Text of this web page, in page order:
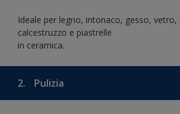
Ideale per legno, intonaco, gesso,
calcestruzzo e piastrelle
in ceramica.
2. Pulizia